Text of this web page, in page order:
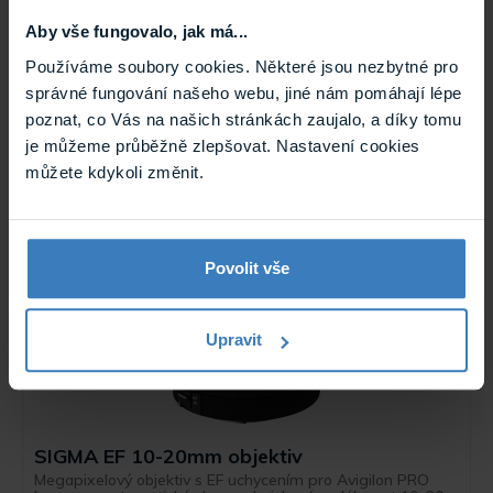
Aby vše fungovalo, jak má...
Používáme soubory cookies. Některé jsou nezbytné pro
správné fungování našeho webu, jiné nám pomáhají lépe
poznat, co Vás na našich stránkách zaujalo, a díky tomu
je můžeme průběžně zlepšovat. Nastavení cookies
můžete kdykoli změnit.
Povolit vše
Upravit
Avigilon DEMO FSC1714TH objektiv
Megapixelový objektiv D / N s IR korekcí - Automatická
clona, ohnisková vzdálenost f = 1,7 mm, F = 1.8, úhel
pohledu 120° pro 2 až 5 MPx kamery, 110° pro 1MPx ...
Skladem
DEMO FSC1714TH
SIGMA EF 10-20mm objektiv
Megapixelový objektiv s EF uchycením pro Avigilon PRO